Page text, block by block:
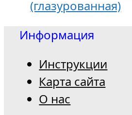
(глазурованная)
Информация
Инструкции
Карта сайта
О нас